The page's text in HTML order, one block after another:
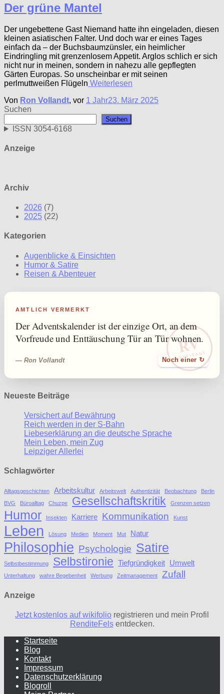
Der grüne Mantel
Der ungebettene Gast Niemand hatte ihn eingeladen, diesen
kleinen asiatischen Falter. Und doch war er eines Tages
einfach da – der Buchsbaumzünsler, ein heimlicher
Eindringling mit grenzenlosem Appetit. Arglos schlich er sich
nicht nur in meinen, sondern in nahezu alle gepflegten
Gärten Europas. So unscheinbar er mit seinen
perlmuttweißen Flügeln Weiterlesen
Von Ron Vollandt, vor 1 Jahr23. März 2025
Suchen
Suchen
ISSN 3054-6168
Anzeige
Archiv
2026 (7)
2025 (22)
Kategorien
Augenblicke & Einsichten
Humor & Satire
Reisen & Abenteuer
RV
SÜFFISANT
AMTLICH VERMERKT
Der Adventskalender ist der einzige Ort, an dem
Vorfreude und Enttäuschung Tür an Tür wohnen.
— Ron Vollandt Noch einer ↻
Neueste Beiträge
Versichert auf Bewährung
Reich werden in der S-Bahn
Liebeserklärung an die deutsche Sprache
Mein Leben, mein Zug
Leipziger Allerlei
Schlagwörter
Alltagsgeschichten Arbeitskultur Arbeitswelt Authentizität Beobachtung
Berlin
BVG
Büroalltag Chuzpe Gesellschaftskritik Grenzen setzen
Humor Insekten Karriere Kommunikation Kunst
Leben Lösung Medien Moment Mut Natur
Philosophie Psychologie Satire
Selbstbestimmung Selbstironie Tiefgründigkeit Umwelt
Unterhaltung wahre Begebenheit Werbung Zeitmanagement Zufall
Anzeige
Jetzt kostenlos auf wikifolio registrieren und mein Profil
RenditeFelsentdecken.
Startseite
Blog
Kontakt
Impressum
Datenschutzerklärung
Blogroll